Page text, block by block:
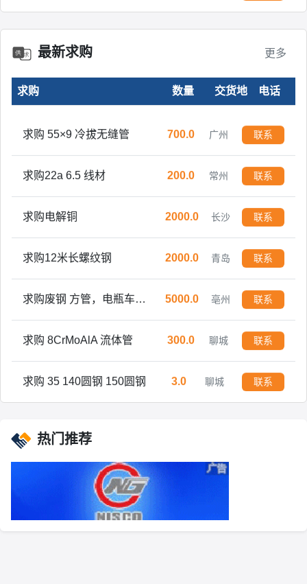
最新求购 更多
求购 数量 交货地 电话
求购T10A碳素工具钢 联系
求购 镀锌钢带 0.25-0.8 160.0 成都 联系
求购 55×9 冷拔无缝管 700.0 广州 联系
求购22a 6.5 线材 200.0 常州 联系
求购电解铜 2000.0 长沙 联系
求购12米长螺纹钢 2000.0 青岛 联系
5000.0 亳州 联系
求购 8CrMoAlA 流体管 300.0 聊城 联系
求购 35 140圆钢 150圆钢 3.0 聊城 联系
热门推荐